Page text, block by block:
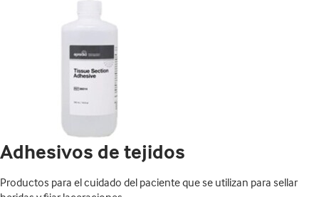
Adhesivos de tejidos
Productos para el cuidado del paciente que se utilizan para sellar